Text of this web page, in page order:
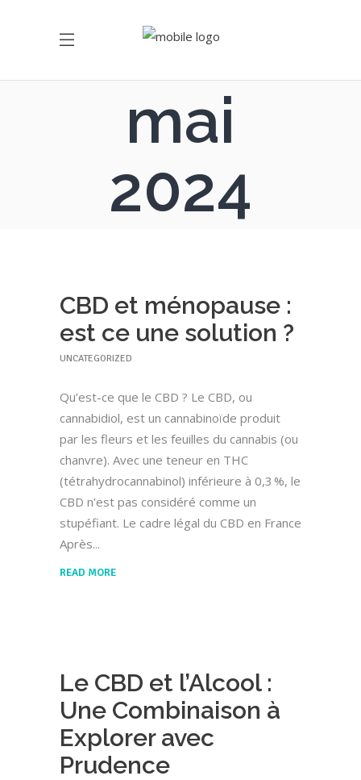
mai
2024
CBD et ménopause :
est ce une solution ?
UNCATEGORIZED
Qu’est-ce que le CBD ? Le CBD, ou
cannabidiol, est un cannabinoïde produit
par les fleurs et les feuilles du cannabis (ou
chanvre). Avec une teneur en THC
(tétrahydrocannabinol) inférieure à 0,3 %, le
CBD n'est pas considéré comme un
stupéfiant. Le cadre légal du CBD en France
Après
READ MORE
Le CBD et l’Alcool :
Une Combinaison à
Explorer avec
Prudence